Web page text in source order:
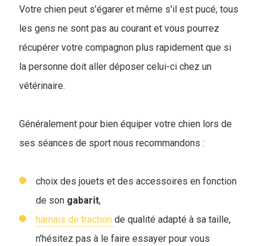
Votre chien peut s'égarer et même s'il est pucé, tous
les gens ne sont pas au courant et vous pourrez
récupérer votre compagnon plus rapidement que si
la personne doit aller déposer celui-ci chez un
vétérinaire.
Généralement pour bien équiper votre chien lors de
ses séances de sport nous recommandons :
choix des jouets et des accessoires en fonction
de son gabarit,
harnais de traction de qualité adapté à sa taille,
n'hésitez pas à le faire essayer pour vous